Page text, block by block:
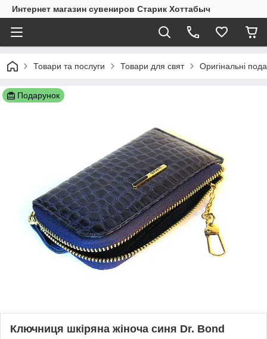
Интернет магазин сувениров Старик Хоттабыч
Товари та послуги Товари для свят Оригінальні
Подарунок
Ключниця шкіряна жіноча синя Dr. Bond